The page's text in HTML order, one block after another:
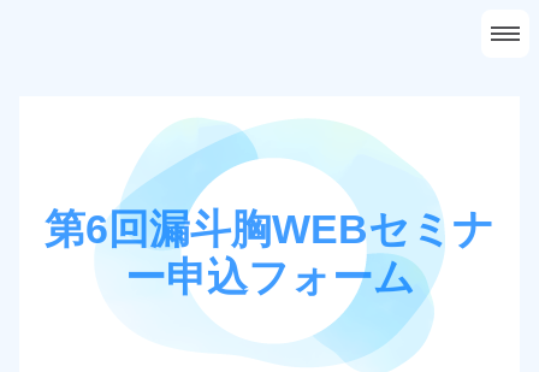
事業案内
採用情報
問い合わせ
第6回漏斗胸WEBセミナ
ー申込フォーム